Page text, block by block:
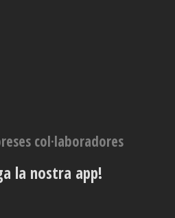
col·laboradores
la nostra app!